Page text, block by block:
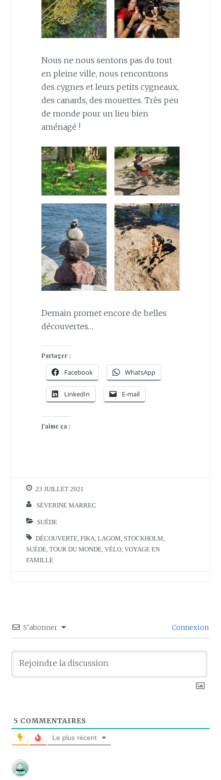
Nous ne nous sentons pas du tout
en pleine ville, nous rencontrons
des cygnes et leurs petits cygneaux,
des canards, des mouettes. Très peu
de monde pour un lieu bien
aménagé !
Demain promet encore de belles
découvertes…
Partager :
Facebook WhatsApp
LinkedIn E-mail
J’aime ça :
23 JUILLET 2021
SÉVERINE MARREC
SUÈDE
DÉCOUVERTE ,FIKA ,LAGOM STOCKHOLM
SUÈDE ,TOUR DU MONDE ,VÉLO ,VOYAGE EN
FAMILLE
S’abonner Connexion
5 COMMENTAIRES
Le plus récent